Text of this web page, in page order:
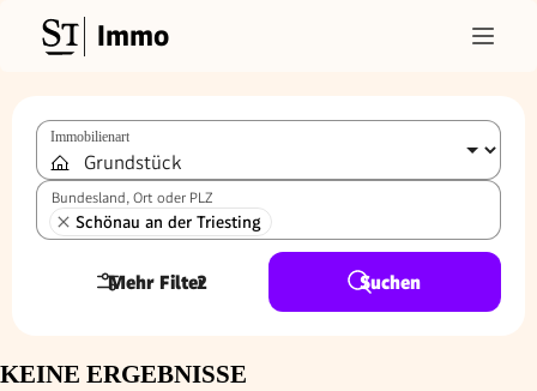
Immo
Immobilienart
Bundesland, Ort oder PLZ
Schönau an der Triesting
Mehr Filter
2 Suchen
KEINE ERGEBNISSE